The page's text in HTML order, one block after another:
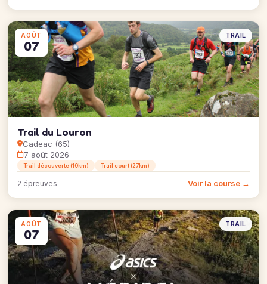
AOÛT
07
TRAIL
Trail du Louron
Cadeac (65)
7 août 2026
Trail découverte (10km) Trail court (27km)
2 épreuves Voir la course →
AOÛT
07
TRAIL